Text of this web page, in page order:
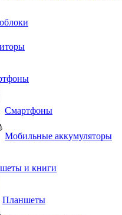
Смартфоны
Мобильные аккумуляторы
и книги
Планшеты